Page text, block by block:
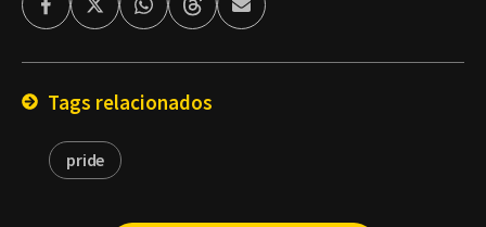
FacebookTwitterWhatsappThreadsEnviar
por
Tags relacionados
pride